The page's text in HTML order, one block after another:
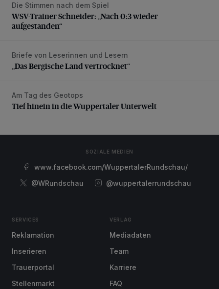
WSV-Trainer Schneider: „Nach 0:3 wieder aufgestanden“
Die Stimmen nach dem Spiel
WSV-Trainer Schneider: „Nach 0:3 wieder
aufgestanden“
„Das Bergische Land vertrocknet“
Briefe von Leserinnen und Lesern
„Das Bergische Land vertrocknet“
Tief hinein in die Wuppertaler Unterwelt
Am Tag des Geotops
Tief hinein in die Wuppertaler Unterwelt
SOZIALE MEDIEN
www.facebook.com/WuppertalerRundschau/
@WRundschau
@wuppertalerrundschau
SERVICES
Reklamation
Inserieren
Trauerportal
Stellenmarkt
VERLAG
Mediadaten
Team
Karriere
FAQ